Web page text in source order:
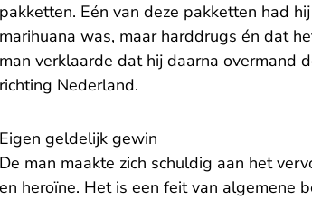
pakketten. Eén van deze pakketten had
marihuana was, maar harddrugs én dat
man verklaarde dat hij daarna overmand
richting Nederland.
Eigen geldelijk gewin
De man maakte zich schuldig aan het
en heroïne. Het is een feit van algemene